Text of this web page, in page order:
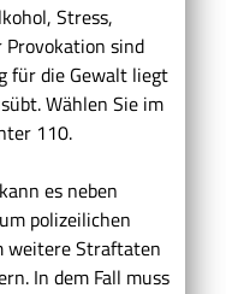
Stress,
sind
für die Gewalt liegt
Wählen Sie im
110.
es neben
polizeilichen
weitere Straftaten
In dem Fall muss